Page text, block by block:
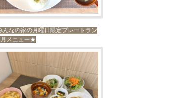
んなの家の月曜日限定プレートラン
メニュー★